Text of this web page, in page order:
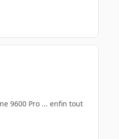
9600 Pro ... enfin tout